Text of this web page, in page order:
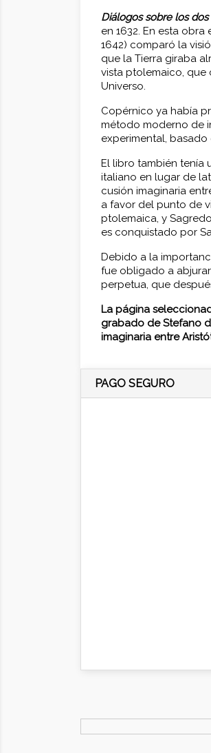
Diálogos sobre los
en 1632. En esta
1642) comparó la
que la Tierra giraba
vista ptolemaico,
Universo.
Copérnico ya había
método moderno de
experimental,
El libro también tenía
italiano en lugar de
cusión imaginaria
a favor del punto de
ptolemaica, y
es conquistado por
Debido a la
fue obligado a
perpetua, que
La página
grabado de Stefano
imaginaria entre
PAGO SEGURO